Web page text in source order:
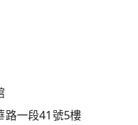
路一段41號5樓